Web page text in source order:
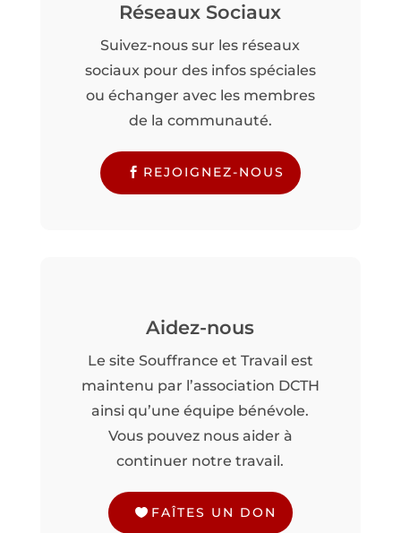
Réseaux Sociaux
Suivez-nous sur les réseaux
sociaux pour des infos spéciales
ou échanger avec les membres
de la communauté.
REJOIGNEZ-NOUS
Aidez-nous
Le site Souffrance et Travail est
maintenu par l’association DCTH
ainsi qu’une équipe bénévole.
Vous pouvez nous aider à
continuer notre travail.
FAÎTES UN DON